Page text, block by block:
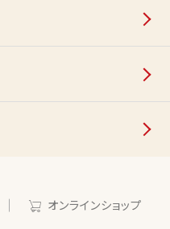
オンラインショップ